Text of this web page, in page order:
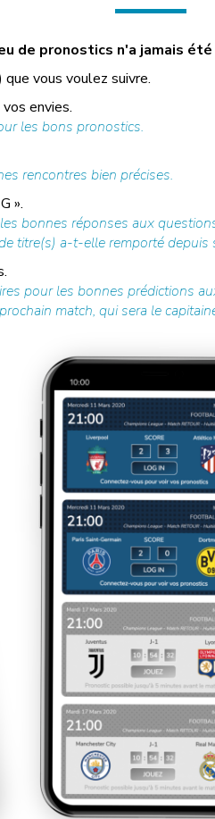
de pronostics n'a jamais
vous voulez suivre.
envies.
les bons pronostics.
rencontres bien précises.
».
bonnes réponses aux
titre(s) a-t-elle remporté depuis
pour les bonnes prédictions
match, qui sera le